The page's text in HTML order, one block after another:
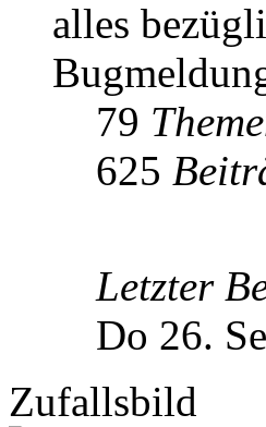
alles
79
625
Letzter
Do 26.
Zufallsbild